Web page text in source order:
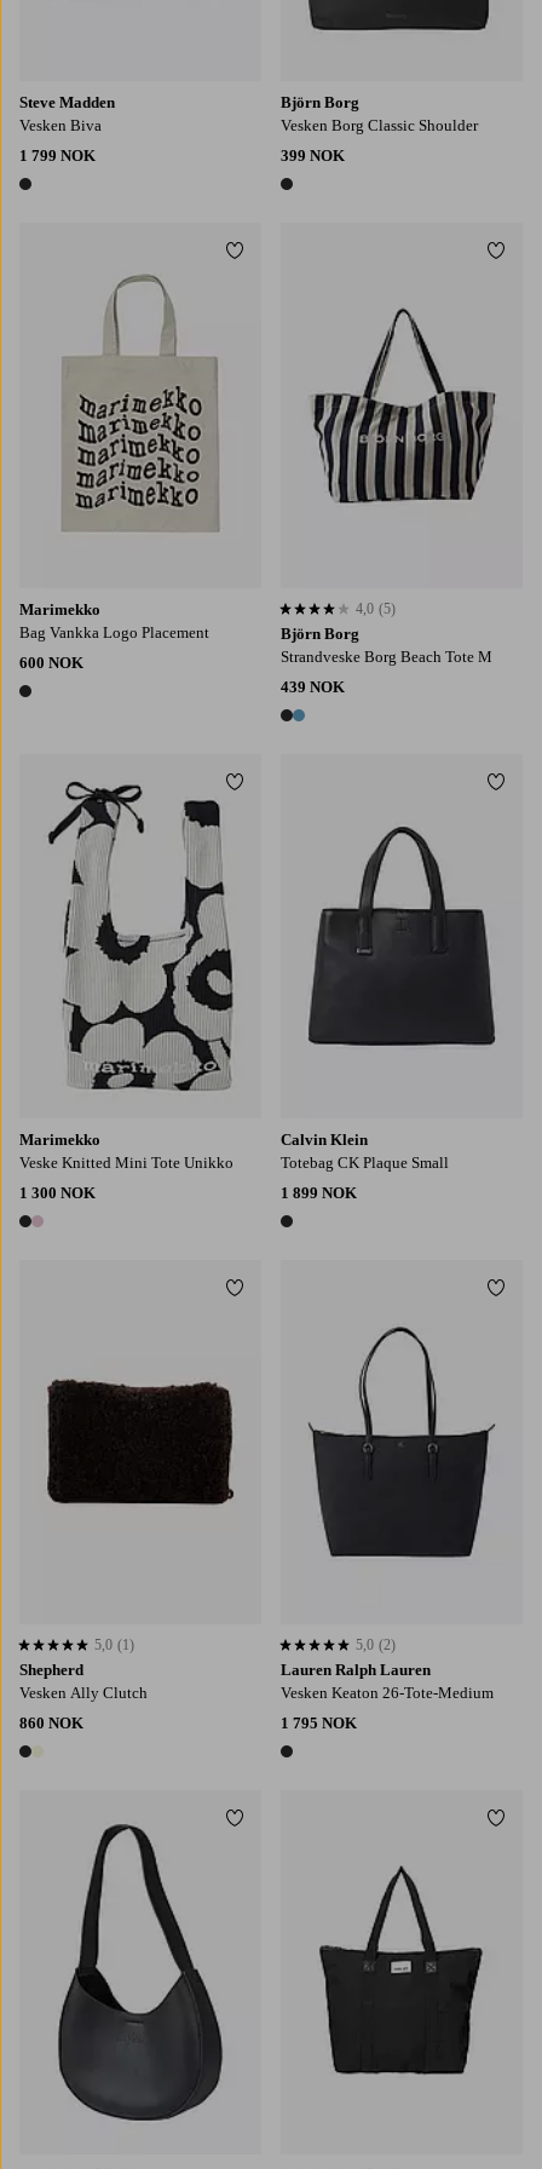
Steve Madden
Vesken Biva
1 799 NOK
1 farge
Björn Borg
Vesken Borg Classic Shoulder
399 NOK
1 farge
Marimekko
Bag Vankka Logo Placement
600 NOK
1 farge
Legg til favoritter
Björn Borg
Strandveske Borg Beach Tote M
439 NOK
2 farger
4,0 basert på 5 karaktergivninger
4,0 (5)
Marimekko
Veske Knitted Mini Tote Unikko
1 300 NOK
2 farger
Legg til favoritter
Calvin Klein
Totebag CK Plaque Small
1 899 NOK
1 farge
Shepherd
Vesken Ally Clutch
860 NOK
2 farger
5,0 basert på 1 karaktergivninger
5,0 (1)
Legg til favoritter
Lauren Ralph Lauren
Vesken Keaton 26-Tote-Medium
1 795 NOK
1 farge
5,0 basert på 2 karaktergivninger
5,0 (2)
Legg til favoritter